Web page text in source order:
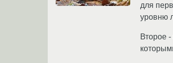
для
уровню
Второе